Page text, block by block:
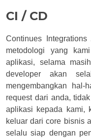
CI / CD
Continues
metodologi yang
aplikasi, selama
developer akan
mengembangkan
request dari anda,
aplikasi kepada kami,
keluar dari core bisnis
selalu siap dengan